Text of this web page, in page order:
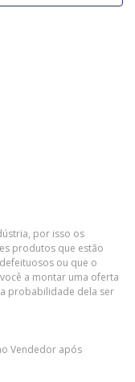
por isso os
produtos que estão
ou que o
a montar uma oferta
probabilidade dela ser
Vendedor após